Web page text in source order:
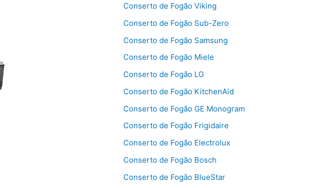
Conserto de Fogão Viking
Conserto de Fogão Sub-Zero
Conserto de Fogão Samsung
Conserto de Fogão Miele
Conserto de Fogão LG
Conserto de Fogão KitchenAid
Conserto de Fogão GE Monogram
Conserto de Fogão Frigidaire
Conserto de Fogão Electrolux
Conserto de Fogão Bosch
Conserto de Fogão BlueStar